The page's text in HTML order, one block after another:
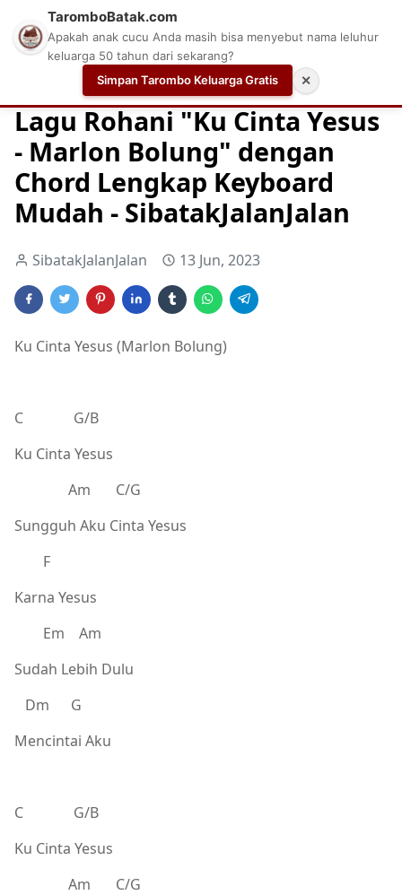
Chord Chord Gitar Lagu Rohani Chord Gitar
Lagu Rohani "Ku Cinta Yesus
- Marlon Bolung" dengan
Chord Lengkap Keyboard
Mudah - SibatakJalanJalan
SibatakJalanJalan 13 Jun, 2023
Ku Cinta Yesus (Marlon Bolung)
C G/B
Ku Cinta Yesus
Am C/G
Sungguh Aku Cinta Yesus
F
Karna Yesus
Em Am
Sudah Lebih Dulu
Dm G
Mencintai Aku
C G/B
Ku Cinta Yesus
Am C/G
TaromboBatak.com
Apakah anak cucu Anda masih bisa menyebut nama leluhur
keluarga 50 tahun dari sekarang?
Simpan Tarombo Keluarga Gratis
✕